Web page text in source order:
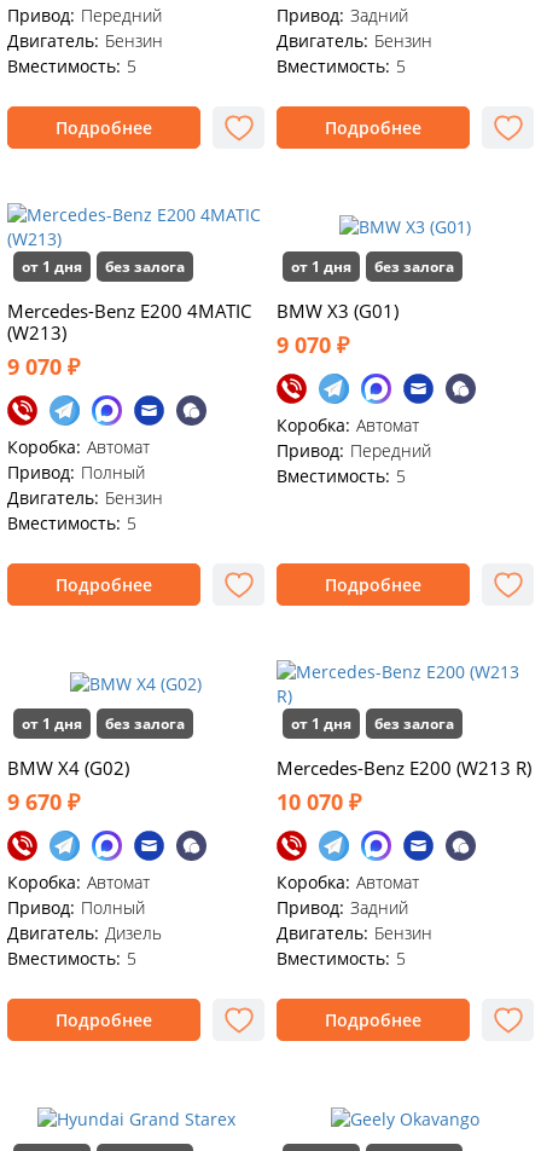
Привод: Передний
Двигатель: Бензин
Вместимость: 5
Подробнее
Привод: Задний
Двигатель: Бензин
Вместимость: 5
Подробнее
от 1 дня без залога
Mercedes-Benz E200 4MATIC
(W213)
9 070 ₽
Коробка: Автомат
Привод: Полный
Двигатель: Бензин
Вместимость: 5
Подробнее
от 1 дня без залога
BMW X3 (G01)
9 070 ₽
Коробка: Автомат
Привод: Передний
Вместимость: 5
Подробнее
от 1 дня без залога
BMW X4 (G02)
9 670 ₽
Коробка: Автомат
Привод: Полный
Двигатель: Дизель
Вместимость: 5
Подробнее
от 1 дня без залога
Mercedes-Benz E200 (W213 R)
10 070 ₽
Коробка: Автомат
Привод: Задний
Двигатель: Бензин
Вместимость: 5
Подробнее